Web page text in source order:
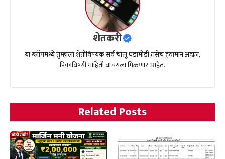
शेतकरी
या ब्लॉगमध्ये तुम्हाला शेतीविषयक सर्व चालू घडामोडी तसेच हवामान अंदाज,
पिकाविषयी माहिती वाचयला मिळणार आहेत.
Related Posts